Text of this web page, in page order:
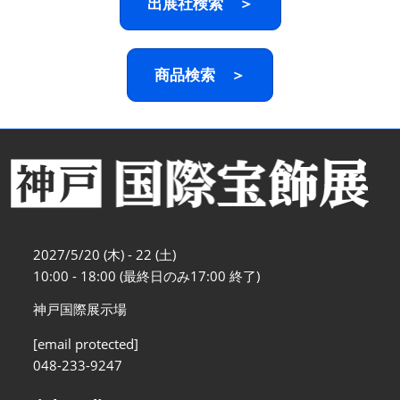
商品検索 ＞
2027/5/20 (木) - 22 (土)
10:00 - 18:00 (最終日のみ17:00 終了)
神戸国際展示場
[email protected]
048-233-9247